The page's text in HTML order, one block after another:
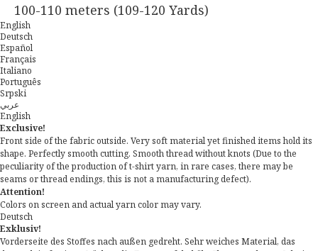
100-110 meters (109-120 Yards)
English
Deutsch
Español
Français
Italiano
Português
Srpski
عربي
English
Exclusive!
Front side of the fabric outside. Very soft material yet finished items hold its
shape. Perfectly smooth cutting. Smooth thread without knots (Due to the
peculiarity of the production of t-shirt yarn, in rare cases, there may be
seams or thread endings, this is not a manufacturing defect).
Attention!
Colors on screen and actual yarn color may vary.
Deutsch
Exklusiv!
Vorderseite des Stoffes nach außen gedreht. Sehr weiches Material, das